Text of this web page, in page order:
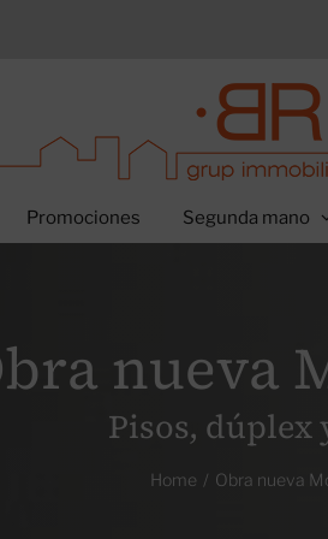
Promociones Segunda mano
nueva
Pisos, dúplex
Home Obra nueva